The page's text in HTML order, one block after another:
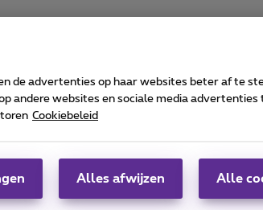
Carrier & Wholesale Solutions
Proximus Group
| Telindus
de advertenties op haar websites beter af te
andere websites en sociale media advertenties
Cookiebeleid
Alles afwijzen Alle